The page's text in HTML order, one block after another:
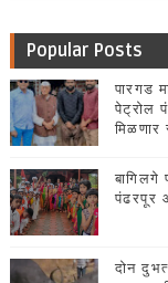
Popular Posts
पारगड
पेट्रोल
मिळणार
बागिलगे
पंढरपूर
दोन